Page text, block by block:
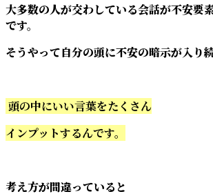
大多数の人が交わしている会話が不安要
です。
そうやって自分の頭に不安の暗示が入り続
頭の中にいい言葉をたくさん
インプットするんです。
考え方が間違っていると